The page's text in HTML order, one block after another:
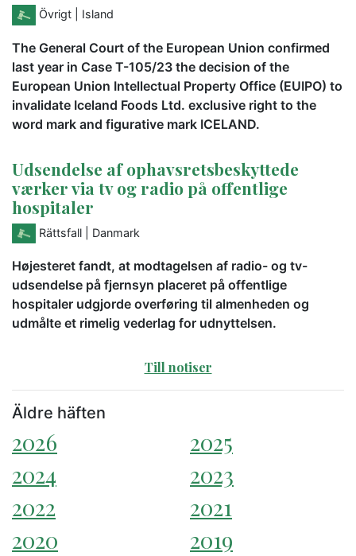
Övrigt | Island
The General Court of the European Union confirmed
last year in Case T-105/23 the decision of the
European Union Intellectual Property Office (EUIPO) to
invalidate Iceland Foods Ltd. exclusive right to the
word mark and figurative mark ICELAND.
Udsendelse af ophavsretsbeskyttede
værker via tv og radio på offentlige
hospitaler
Rättsfall | Danmark
Højesteret fandt, at modtagelsen af radio- og tv-
udsendelse på fjernsyn placeret på offentlige
hospitaler udgjorde overføring til almenheden og
udmålte et rimelig vederlag for udnyttelsen.
Till notiser
Äldre häften
2026
2025
2024
2023
2022
2021
2020
2019